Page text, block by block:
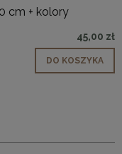
cm + kolory
45,00 zł
DO KOSZYKA